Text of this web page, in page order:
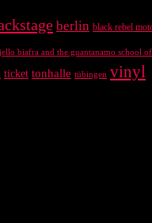
berlin black rebel
jello biafra and the guantanamo school
ticket tonhalle tübingen vinyl